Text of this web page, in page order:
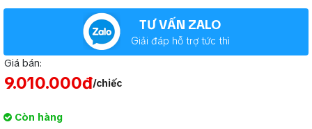
TƯ VẤN ZALO
Giải đáp hỗ trợ tức thì
Giá bán:
9.010.000đ/chiếc
Còn hàng